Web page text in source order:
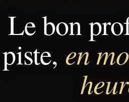
Le bon
piste, en